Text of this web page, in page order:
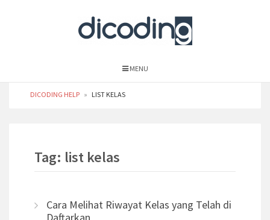
MENU
DICODING HELP » LIST KELAS
Tag: list kelas
Cara Melihat Riwayat Kelas yang Telah di
Daftarkan